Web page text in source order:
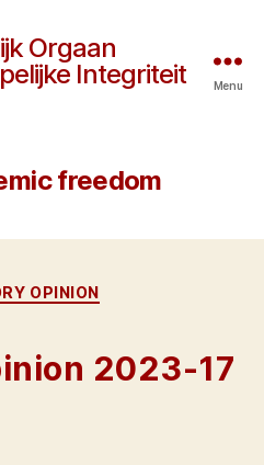
Orgaan
Integriteit
Menu
freedom
Categories
OPINION
2023-17